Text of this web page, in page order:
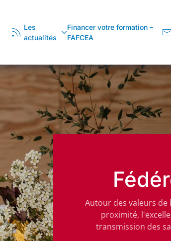
Les
actualités
Financer votre formation –
FAFCEA
Autour des valeurs de
proximité,
transmission des